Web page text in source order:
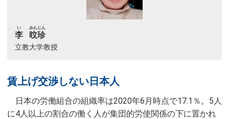
李
い
旼珍
みんじん
立教大学教授
賃上げ交渉しない日本人
日本の労働組合の組織率は2020年6月時点で17.1％。5人
に4人以上の割合の働く人が集団的労使関係の下に置かれ